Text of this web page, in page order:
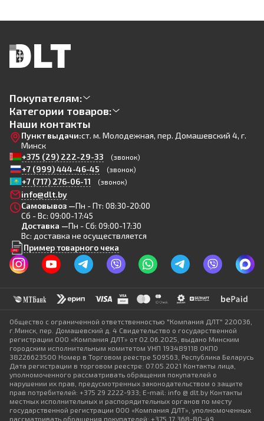
Покупателям:
Категории товаров:
Наши контакты
Пункт выдачи:ст. м. Молодежная, пер. Домашевский 4, г.
Минск
+375 (29) 222-29-33
(звонок)
+7 (999) 444-46-45 (звонок)
+7 (717) 276-06-11 (звонок)
info@dlt.by
Самовывоз —Пн - Пт: 08:30-20:00
Сб - Вс: 09:00-17:45
Доставка —Пн - Сб: 09:00-17:30
Вс: доставка не осуществляется
Пример товарного чека
Общество с ограниченной ответственностью "Компания ДЛТ" 220036,
г.Минск, пер. Домашевский д. 4 Свидетельство о государственной
регистрации ООО «Компания ДЛТ» от 02.06.2025, выдано Минским
городским исполнительным комитетом УНП 193489118 ОКПО
38226623500 Номер в Торговом реестре 509563, Республика Беларусь
Дата регистрации в торговом реестре: 07.05.2021 Контакты лица,
уполномоченного рассматривать обращения покупателей о
нарушении их прав, предусмотренных законодательством о защите
прав потребителей: +375 29 2222-933; E-mail: info @ dlt.by Контакты
местных исполнительных и распорядительных органов по месту
государственной регистрации ООО «Компания ДЛТ», уполномоченных
рассматривать обращения покупателей: +375 17 368-80-49